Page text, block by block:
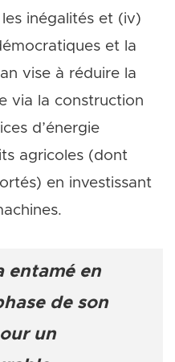
inégalités et (iv)
et la
vise à réduire la
via la construction
d’énergie
agricoles (dont
en investissant
entamé en
de son
un